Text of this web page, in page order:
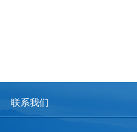
联系我们